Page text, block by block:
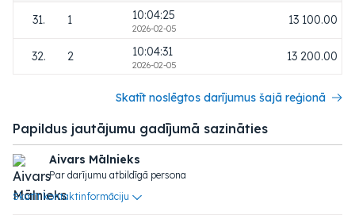
31. 1 10:04:25
2026-02-05
13 100.00
32. 2 10:04:31
2026-02-05
13 200.00
Skatīt noslēgtos darījumus šajā reģionā
Papildus jautājumu gadījumā sazināties
Aivars Mālnieks
Par darījumu atbildīgā persona
Skatīt kontaktinformāciju